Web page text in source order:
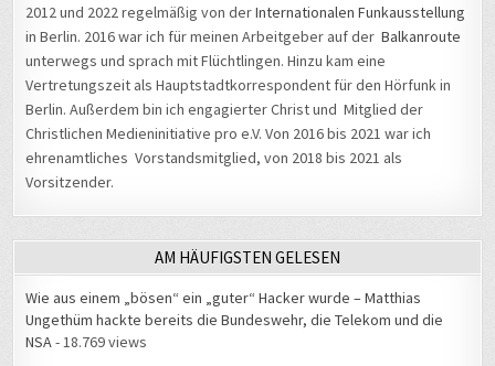
2012 und 2022 regelmäßig von derInternationalen Funkausstellung
in Berlin. 2016 war ich für meinen Arbeitgeber auf derBalkanroute
unterwegs und sprach mit Flüchtlingen. Hinzu kam eine
Vertretungszeit als Hauptstadtkorrespondent für den Hörfunk in
Berlin. Außerdem bin ich engagierter Christ und Mitglied der
Christlichen Medieninitiative pro e.V. Von 2016 bis 2021 war ich
ehrenamtliches Vorstandsmitglied, von 2018 bis 2021 als
Vorsitzender.
AM HÄUFIGSTEN GELESEN
Wie aus einem „bösen“ ein „guter“ Hacker wurde – Matthias
Ungethüm hackte bereits die Bundeswehr, die Telekom und die
NSA- 18.769 views